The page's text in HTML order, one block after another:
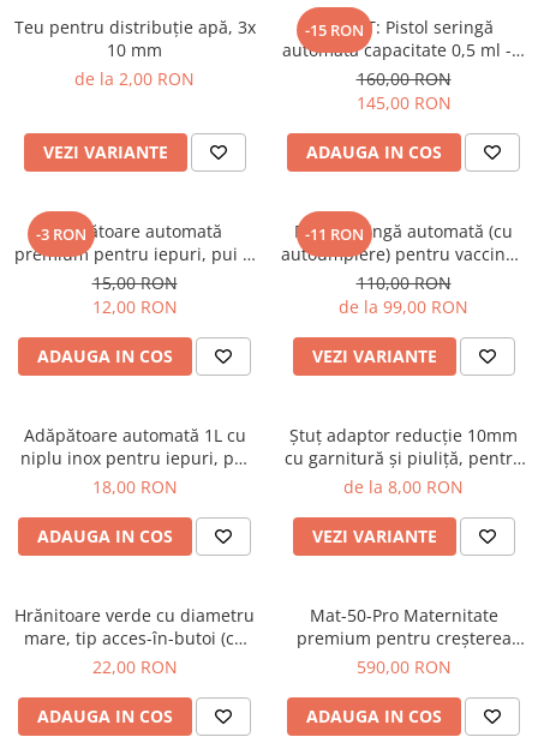
Teu pentru distribuţie apă, 3x
10 mm
de la 2,00 RON
VEZI VARIANTE
-15 RON
PACHET: Pistol seringă
automată capacitate 0,5 ml - 5
ml (cu set garnituri de
schimb) + Set 12 ace inox
premium (autoclavabile)
160,00 RON
145,00 RON
ADAUGA IN COS
-3 RON
Adăpătoare automată
premium pentru iepuri, pui şi
păsări, cu niplu din inox şi
placă de fixare
15,00 RON
12,00 RON
ADAUGA IN COS
-11 RON
Pistol seringă automată (cu
autoumplere) pentru vaccinat,
capacitate 0,5 ml - 5 ml +
BONUS set garnituri de
schimb
110,00 RON
de la 99,00 RON
VEZI VARIANTE
Adăpătoare automată 1L cu
niplu inox pentru iepuri, pui
şi păsări, cu recipient galben
18,00 RON
ADAUGA IN COS
Ştuţ adaptor reducţie 10mm
cu garnitură şi piuliţă, pentru
legarea furtunului la bidoane
de la 8,00 RON
VEZI VARIANTE
Hrănitoare verde cu diametru
mare, tip acces-în-butoi (cu
montaj pe direct butoi),
22,00 RON
ADAUGA IN COS
Mat-50-Pro Maternitate
premium pentru creşterea
puilor
590,00 RON
ADAUGA IN COS